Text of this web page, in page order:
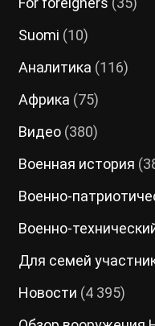
Suomi (10)
Аналитика (116)
Африка (75)
Видео(380)
Военная история
Военно-
Военно-
Для семей
Новости (4 395)